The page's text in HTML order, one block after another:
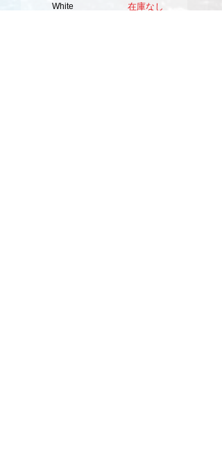
White
在庫なし